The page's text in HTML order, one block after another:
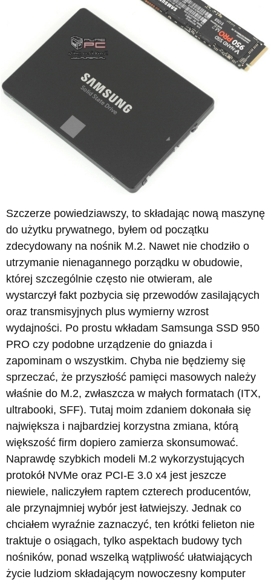
Szczerze powiedziawszy, to składając nową maszynę
do użytku prywatnego, byłem od początku
zdecydowany na nośnik M.2. Nawet nie chodziło o
utrzymanie nienagannego porządku w obudowie,
której szczególnie często nie otwieram, ale
wystarczył fakt pozbycia się przewodów zasilających
oraz transmisyjnych plus wymierny wzrost
wydajności. Po prostu wkładam Samsunga SSD 950
PRO czy podobne urządzenie do gniazda i
zapominam o wszystkim. Chyba nie będziemy się
sprzeczać, że przyszłość pamięci masowych należy
właśnie do M.2, zwłaszcza w małych formatach (ITX,
ultrabooki, SFF). Tutaj moim zdaniem dokonała się
największa i najbardziej korzystna zmiana, którą
większość firm dopiero zamierza skonsumować.
Naprawdę szybkich modeli M.2 wykorzystujących
protokół NVMe oraz PCI-E 3.0 x4 jest jeszcze
niewiele, naliczyłem raptem czterech producentów,
ale przynajmniej wybór jest łatwiejszy. Jednak co
chciałem wyraźnie zaznaczyć, ten krótki felieton nie
traktuje o osiągach, tylko aspektach budowy tych
nośników, ponad wszelką wątpliwość ułatwiających
życie ludziom składającym nowoczesny komputer